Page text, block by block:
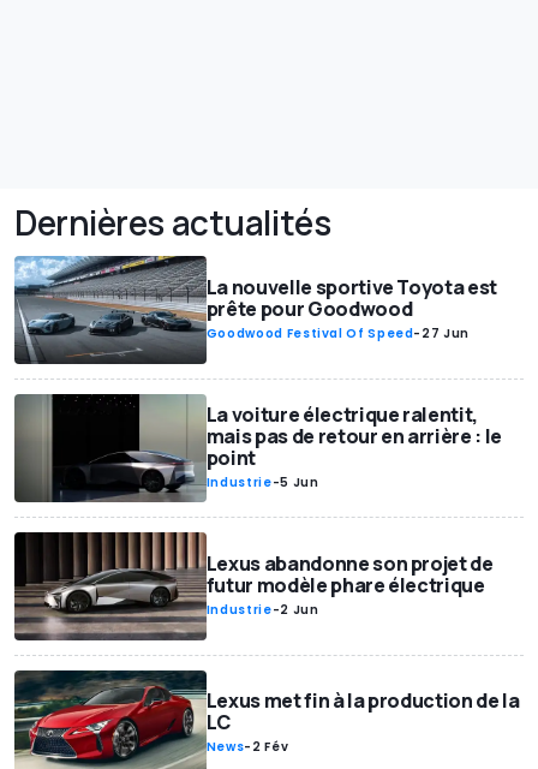
Dernières actualités
La nouvelle sportive Toyota est
prête pour Goodwood
Goodwood Festival Of Speed- 27 Jun
La voiture électrique ralentit,
mais pas de retour en arrière : le
point
Industrie-5 Jun
Lexus abandonne son projet de
futur modèle phare électrique
Industrie-2 Jun
Lexus met fin à la production de la
LC
News- 2 Fév